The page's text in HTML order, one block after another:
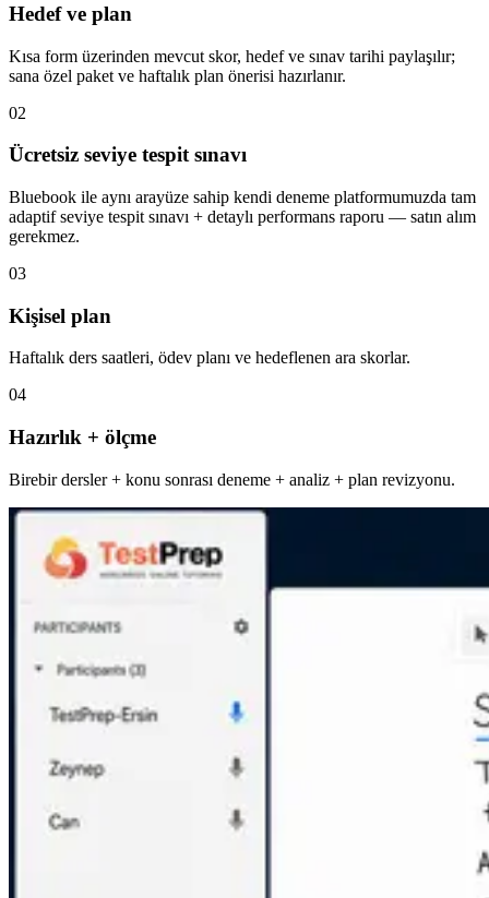
Hedef ve plan
Kısa form üzerinden mevcut skor, hedef ve sınav tarihi paylaşılır;
sana özel paket ve haftalık plan önerisi hazırlanır.
02
Ücretsiz seviye tespit sınavı
Bluebook ile aynı arayüze sahip kendi deneme platformumuzda tam
adaptif seviye tespit sınavı + detaylı performans raporu — satın alım
gerekmez.
03
Kişisel plan
Haftalık ders saatleri, ödev planı ve hedeflenen ara skorlar.
04
Hazırlık + ölçme
Birebir dersler + konu sonrası deneme + analiz + plan revizyonu.